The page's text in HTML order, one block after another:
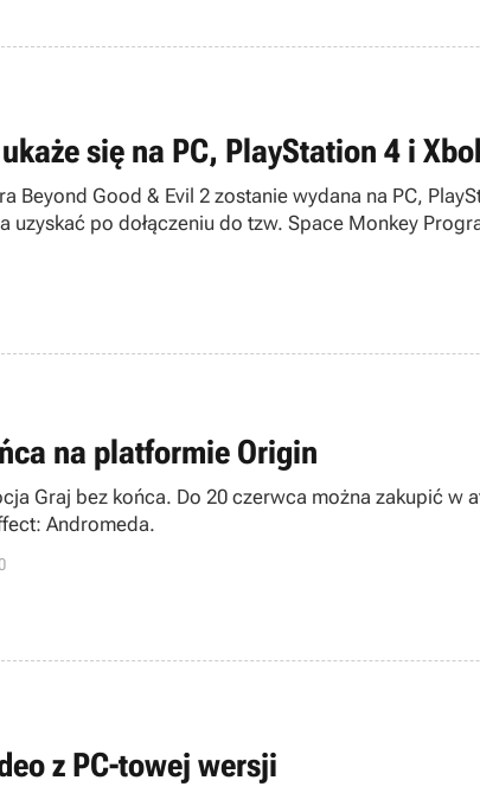
się na PC, PlayStation 4 i
Beyond Good & Evil 2 zostanie wydana na PC,
uzyskać po dołączeniu do tzw. Space Monkey
na platformie Origin
Graj bez końca. Do 20 czerwca można zakupić w
Andromeda.
z PC-towej wersji